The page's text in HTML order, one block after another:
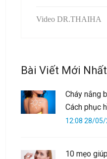
Video DR.THAIHA
Bài Viết Mới Nhất
Cháy nắng
Cách phục
12:08 28/05/
10 mẹo